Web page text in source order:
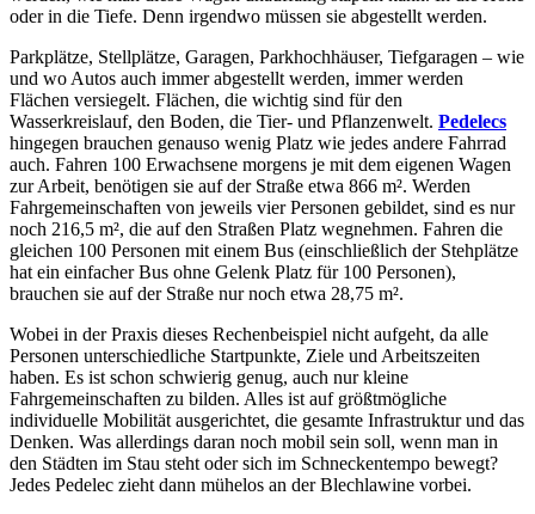
oder in die Tiefe. Denn irgendwo müssen sie abgestellt werden.
Parkplätze, Stellplätze, Garagen, Parkhochhäuser, Tiefgaragen – wie
und wo Autos auch immer abgestellt werden, immer werden
Flächen versiegelt. Flächen, die wichtig sind für den
Wasserkreislauf, den Boden, die Tier- und Pflanzenwelt. Pedelecs
hingegen brauchen genauso wenig Platz wie jedes andere Fahrrad
auch. Fahren 100 Erwachsene morgens je mit dem eigenen Wagen
zur Arbeit, benötigen sie auf der Straße etwa 866 m². Werden
Fahrgemeinschaften von jeweils vier Personen gebildet, sind es nur
noch 216,5 m², die auf den Straßen Platz wegnehmen. Fahren die
gleichen 100 Personen mit einem Bus (einschließlich der Stehplätze
hat ein einfacher Bus ohne Gelenk Platz für 100 Personen),
brauchen sie auf der Straße nur noch etwa 28,75 m².
Wobei in der Praxis dieses Rechenbeispiel nicht aufgeht, da alle
Personen unterschiedliche Startpunkte, Ziele und Arbeitszeiten
haben. Es ist schon schwierig genug, auch nur kleine
Fahrgemeinschaften zu bilden. Alles ist auf größtmögliche
individuelle Mobilität ausgerichtet, die gesamte Infrastruktur und das
Denken. Was allerdings daran noch mobil sein soll, wenn man in
den Städten im Stau steht oder sich im Schneckentempo bewegt?
Jedes Pedelec zieht dann mühelos an der Blechlawine vorbei.